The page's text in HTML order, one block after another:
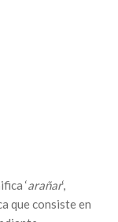
‘arañar‘,
que consiste en